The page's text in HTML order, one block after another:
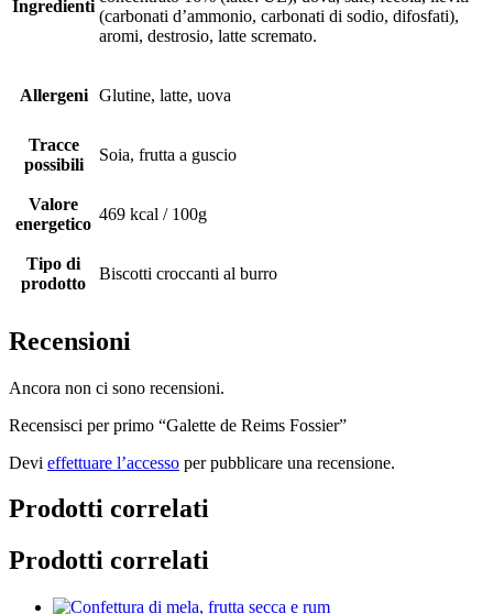
Ingredienti
(carbonati d’ammonio, carbonati di sodio, difosfati),
aromi, destrosio, latte scremato.
Allergeni Glutine, latte, uova
Tracce
possibili
Soia, frutta a guscio
Valore
energetico
469 kcal / 100g
Tipo di
prodotto
Biscotti croccanti al burro
Recensioni
Ancora non ci sono recensioni.
Recensisci per primo “Galette de Reims Fossier”
Devi effettuare l’accesso per pubblicare una recensione.
Prodotti correlati
Prodotti correlati